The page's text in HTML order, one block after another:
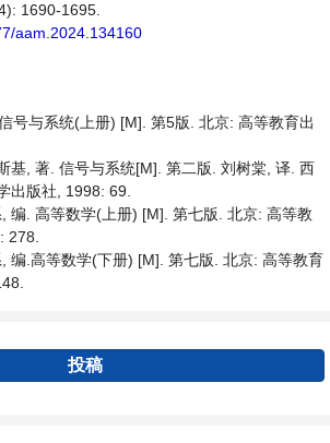
1690-1695.
aam.2024.134160
号与系统(上册) [M]. 第5版. 北京: 高等教育出
基, 著. 信号与系统[M]. 第二版. 刘树棠, 译. 西
出版社, 1998: 69.
编. 高等数学(上册) [M]. 第七版. 北京: 高等教
278.
编.高等数学(下册) [M]. 第七版. 北京: 高等教育
投稿